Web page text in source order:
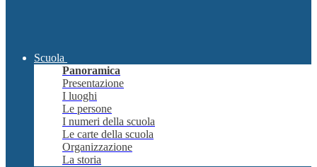
Scuola
Panoramica
Presentazione
I luoghi
Le persone
I numeri della scuola
Le carte della scuola
Organizzazione
La storia